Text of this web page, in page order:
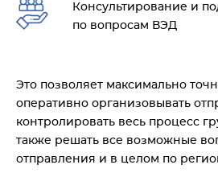
Консультирование и
по вопросам ВЭД
Это позволяет максимально
оперативно организовывать
контролировать весь процесс
также решать все возможные
отправления и в целом по